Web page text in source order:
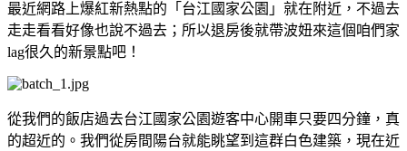
最近網路上爆紅新熱點的「台江國家公園」就在附近，不過去
走走看看好像也說不過去；所以退房後就帶波妞來這個咱們家
lag很久的新景點吧！
從我們的飯店過去台江國家公園遊客中心開車只要四分鐘，真
的超近的。我們從房間陽台就能眺望到這群白色建築，現在近